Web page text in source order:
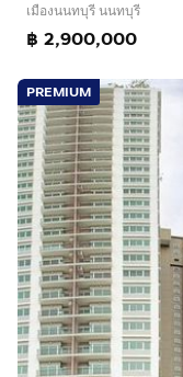
เมืองนนทบุรี นนทบุรี
฿ 2,900,000
PREMIUM